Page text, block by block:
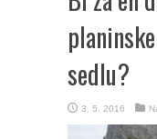
sedlu?
3. 5. 2016